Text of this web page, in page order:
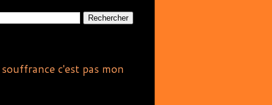
c'est pas mon